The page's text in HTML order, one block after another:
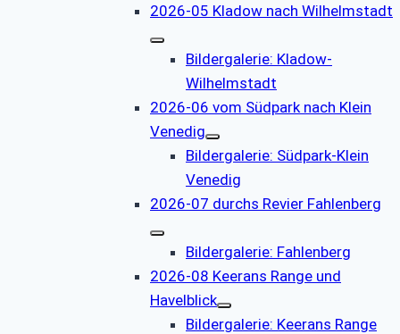
2026-05 Kladow nach Wilhelmstadt
Bildergalerie: Kladow-
Wilhelmstadt
2026-06 vom Südpark nach Klein
Venedig
Bildergalerie: Südpark-Klein
Venedig
2026-07 durchs Revier Fahlenberg
Bildergalerie: Fahlenberg
2026-08 Keerans Range und
Havelblick
Bildergalerie: Keerans Range